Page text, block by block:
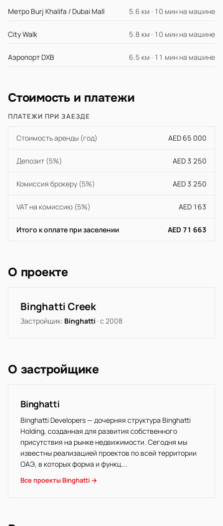
Метро Burj Khalifa / Dubai Mall 5.6 км · 10 мин на машине
City Walk 5.8 км · 10 мин на машине
Аэропорт DXB 6.5 км · 11 мин на машине
Стоимость и платежи
ПЛАТЕЖИ ПРИ ЗАЕЗДЕ
Стоимость аренды (год) AED 65 000
Депозит (5%) AED 3 250
Комиссия брокеру (5%) AED 3 250
VAT на комиссию (5%) AED 163
Итого к оплате при заселении AED 71 663
О проекте
Binghatti Creek
Застройщик: Binghatti · с 2008
О застройщике
Binghatti
Binghatti Developers — дочерняя структура Binghatti
Holding, созданная для развития собственного
присутствия на рынке недвижимости. Сегодня мы
известны реализацией проектов по всей территории
ОАЭ, в которых форма и функц...
Все проекты Binghatti →